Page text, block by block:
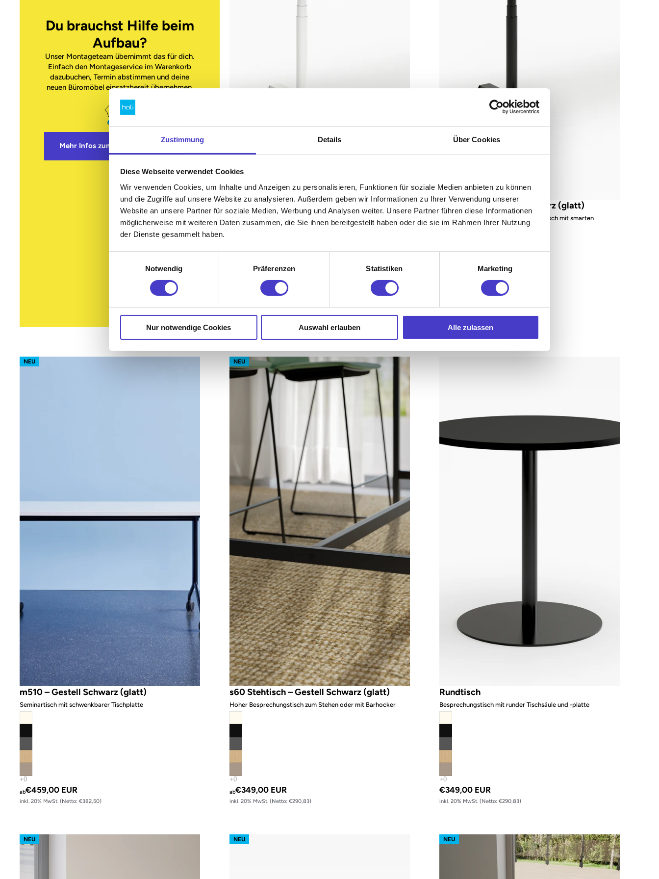
Zustimmung Details Über Cookies
Diese Webseite verwendet Cookies
Wir verwenden Cookies, um Inhalte und Anzeigen zu personalisieren, Funktionen für soziale Medien anbieten zu können
und die Zugriffe auf unsere Website zu analysieren. Außerdem geben wir Informationen zu Ihrer Verwendung unserer
Website an unsere Partner für soziale Medien, Werbung und Analysen weiter. Unsere Partner führen diese Informationen
möglicherweise mit weiteren Daten zusammen, die Sie ihnen bereitgestellt haben oder die sie im Rahmen Ihrer Nutzung
der Dienste gesammelt haben.
Notwendig
Präferenzen Statistiken Marketing
Nur notwendige Cookies Auswahl erlauben Alle zulassen
Du brauchst Hilfe beim
Aufbau?
Unser Montageteam übernimmt das für dich.
Einfach den Montageservice im Warenkorb
dazubuchen, Termin abstimmen und deine
neuen Büromöbel einsatzbereit übernehmen.
Mehr Infos zum Montageservice
s62 prime – Gestell Weiß (glatt)
Funktionen und schönem Design
ab
inkl. 20% MwSt. (Netto: €482,50)
s62 prime – Gestell Schwarz (glatt)
Premium höhenverstellbarer Schreibtisch mit smarten
Funktionen und schönem Design
inkl. 20% MwSt. (Netto: €482,50)
m510 – Gestell Schwarz (glatt)
NEU
m510 – Gestell Schwarz (glatt)
Seminartisch mit schwenkbarer Tischplatte
ab€459,00 EUR
inkl. 20% MwSt. (Netto: €382,50)
s60 Stehtisch – Gestell Schwarz (glatt)
NEU
s60 Stehtisch – Gestell Schwarz (glatt)
Hoher Besprechungstisch zum Stehen oder mit Barhocker
ab€349,00 EUR
inkl. 20% MwSt. (Netto: €290,83)
Rundtisch
Besprechungstisch mit runder Tischsäule und -platte
€349,00 EUR
inkl. 20% MwSt. (Netto: €290,83)
Lifttalk quadratisch
NEU Lifttalk rund
NEU Bistrotisch
NEU